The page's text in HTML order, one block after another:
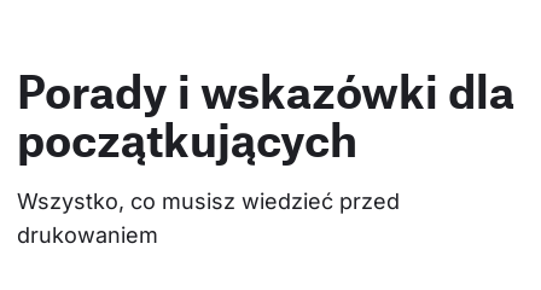
Porady i wskazówki dla
początkujących
Wszystko, co musisz wiedzieć przed
drukowaniem